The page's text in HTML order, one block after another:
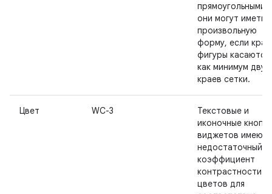
прямоугольными,
они могут иметь
произвольную
форму, если края
фигуры касаются
как минимум двух
краев сетки.
Цвет WC-3
Текстовые и
иконочные кнопки
виджетов имеют
недостаточный
коэффициент
контрастности
цветов для